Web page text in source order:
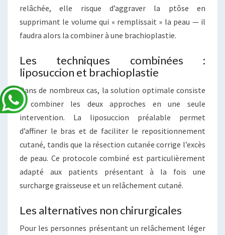
relâchée, elle risque d’aggraver la ptôse en
supprimant le volume qui « remplissait » la peau — il
faudra alors la combiner à une brachioplastie.
Les techniques combinées :
liposuccion et brachioplastie
Dans de nombreux cas, la solution optimale consiste
à combiner les deux approches en une seule
intervention. La liposuccion préalable permet
d’affiner le bras et de faciliter le repositionnement
cutané, tandis que la résection cutanée corrige l’excès
de peau. Ce protocole combiné est particulièrement
adapté aux patients présentant à la fois une
surcharge graisseuse et un relâchement cutané.
Les alternatives non chirurgicales
Pour les personnes présentant un relâchement léger